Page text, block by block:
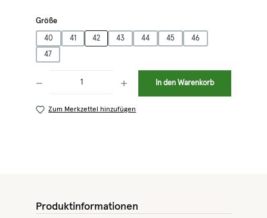
Größeauswählen
40 41 42 43 44 45 46
47
In den Warenkorb
Zum Merkzettel hinzufügen
Produktinformationen